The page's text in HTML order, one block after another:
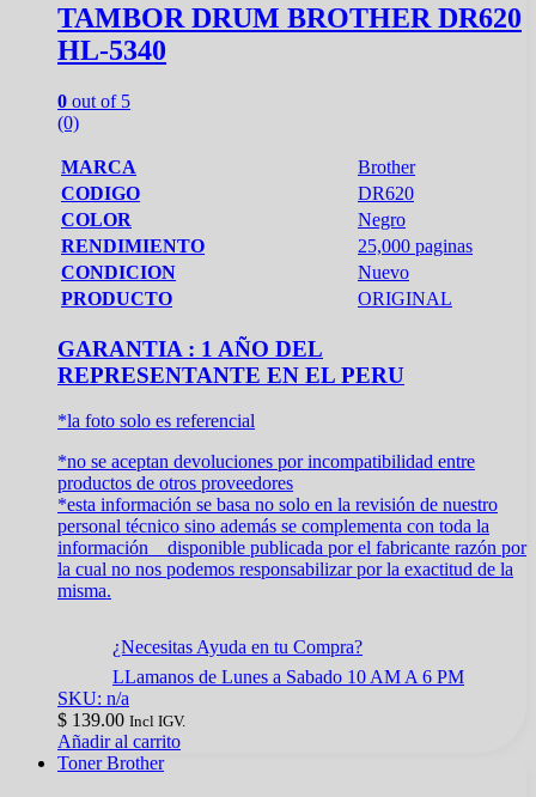
TAMBOR DRUM BROTHER DR620
HL-5340
0 out of 5
(0)
MARCA
Brother
CODIGO
DR620
COLOR
Negro
RENDIMIENTO
25,000 paginas
CONDICION
Nuevo
PRODUCTO
ORIGINAL
GARANTIA : 1 AÑO DEL
REPRESENTANTE EN EL PERU
*la foto solo es referencial
*no se aceptan devoluciones por incompatibilidad entre
productos de otros proveedores
*esta información se basa no solo en la revisión de nuestro
personal técnico sino además se complementa con toda la
información disponible publicada por el fabricante razón por
la cual no nos podemos responsabilizar por la exactitud de la
misma.
¿Necesitas Ayuda en tu Compra?
LLamanos de Lunes a Sabado 10 AM A 6 PM
SKU: n/a
$ 139.00 Incl IGV.
Añadir al carrito
Toner Brother